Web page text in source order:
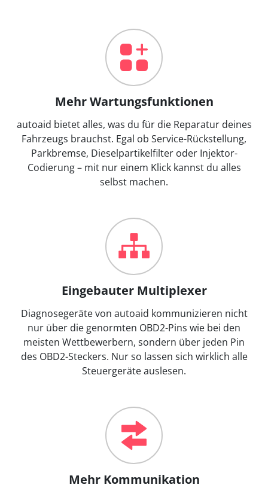
Mehr Wartungsfunktionen
autoaid bietet alles, was du für die Reparatur deines
Fahrzeugs brauchst. Egal ob Service-Rückstellung,
Parkbremse, Dieselpartikelfilter oder Injektor-
Codierung – mit nur einem Klick kannst du alles
selbst machen.
Eingebauter Multiplexer
Diagnosegeräte von autoaid kommunizieren nicht
nur über die genormten OBD2-Pins wie bei den
meisten Wettbewerbern, sondern über jeden Pin
des OBD2-Steckers. Nur so lassen sich wirklich alle
Steuergeräte auslesen.
Mehr Kommunikation